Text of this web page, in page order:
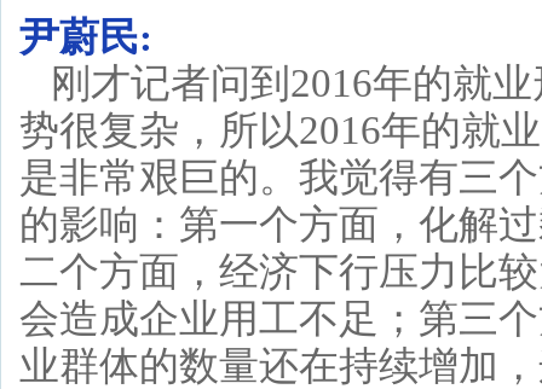
尹蔚民:
刚才记者问到2016年的就
势很复杂，所以2016年的就
是非常艰巨的。我觉得有三
的影响：第一个方面，化解
二个方面，经济下行压力比
会造成企业用工不足；第三
业群体的数量还在持续增加